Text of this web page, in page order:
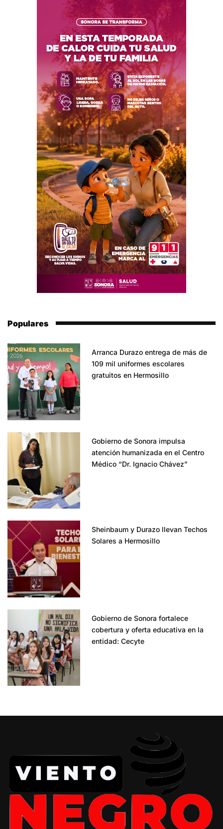
Populares
Arranca Durazo entrega de más de
109 mil uniformes escolares
gratuitos en Hermosillo
Gobierno de Sonora impulsa
atención humanizada en el Centro
Médico “Dr. Ignacio Chávez”
Sheinbaum y Durazo llevan Techos
Solares a Hermosillo
Gobierno de Sonora fortalece
cobertura y oferta educativa en la
entidad: Cecyte